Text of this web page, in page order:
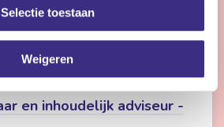
Selectie toestaan
Weigeren
Bekijk vacature
en inhoudelijk adviseur -